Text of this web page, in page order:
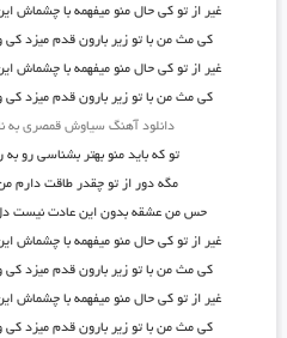
غیر از تو کی حال منو میفهمه با چشماش
کی مث من با تو زیر بارون قدم میزد
غیر از تو کی حال منو میفهمه با چشماش
کی مث من با تو زیر بارون قدم میزد
دانلود آهنگ سیاوش قمصری به
تو که باید منو بهتر بشناسی رو
مگه دور از تو چقدر طاقت دارم
حس من عشقه بدون این عادت نیست
غیر از تو کی حال منو میفهمه با چشماش
کی مث من با تو زیر بارون قدم میزد
غیر از تو کی حال منو میفهمه با چشماش
کی مث من با تو زیر بارون قدم میزد